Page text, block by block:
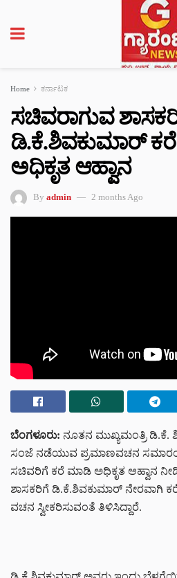
Home ಕರ್ನಾಟಕ
ಸಚಿವರಾಗುವ
ಡಿ.ಕೆ.ಶಿವಕುಮಾರ್
ಅಧಿಕೃತ ಆಹ್ವಾನ
By admin 2 months Ago
ಬೆಂಗಳೂರು: ನೂತನ ಮುಖ್ಯಮಂತ್ರಿ ಡಿ.ಕೆ.
ಸಂಜೆ ನಡೆಯುವ ಪ್ರಮಾಣವಚನ
ಸಚಿವರಿಗೆ ಕರೆ ಮಾಡಿ ಅಧಿಕೃತ ಆಹ್ವಾನ
ಶಾಸಕರಿಗೆ ಡಿ.ಕೆ.ಶಿವಕುಮಾರ್ ನೇರವಾಗಿ
ವಚನ ಸ್ವೀಕರಿಸುವಂತೆ ತಿಳಿಸಿದ್ದಾರೆ.